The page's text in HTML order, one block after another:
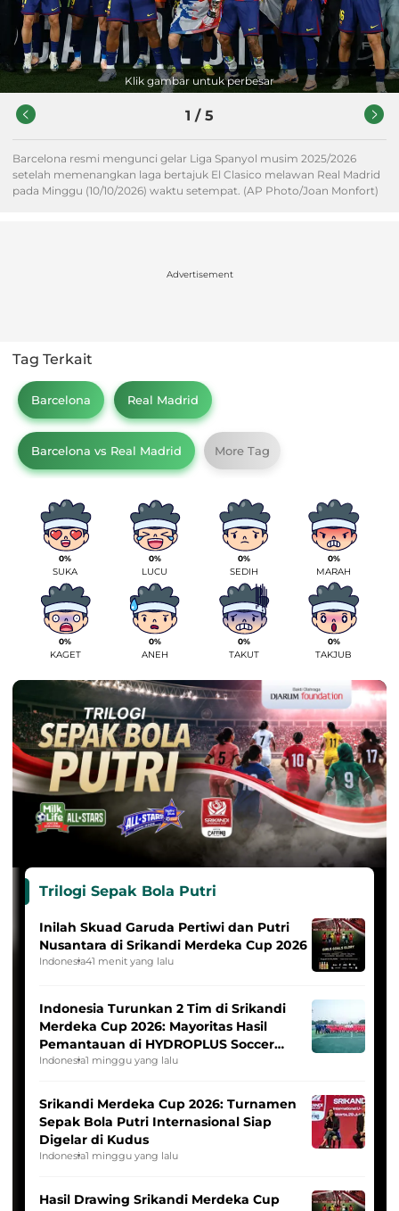
Klik gambar untuk perbesar
1 / 5
Barcelona resmi mengunci gelar Liga Spanyol musim 2025/2026
setelah memenangkan laga bertajuk El Clasico melawan Real Madrid
pada Minggu (10/10/2026) waktu setempat. (AP Photo/Joan Monfort)
Advertisement
Tag Terkait
Barcelona Real Madrid
Barcelona vs Real Madrid More Tag
0%
SUKA
0%
LUCU
0%
SEDIH
0%
MARAH
0%
KAGET
0%
ANEH
0%
TAKUT
0%
TAKJUB
Trilogi Sepak Bola Putri
Inilah Skuad Garuda Pertiwi dan Putri
Nusantara di Srikandi Merdeka Cup 2026
Indonesia41 menit yang lalu
Indonesia Turunkan 2 Tim di Srikandi
Merdeka Cup 2026: Mayoritas Hasil
Pemantauan di HYDROPLUS Soccer
League
Indonesia1 minggu yang lalu
Srikandi Merdeka Cup 2026: Turnamen
Sepak Bola Putri Internasional Siap
Digelar di Kudus
Indonesia1 minggu yang lalu
Hasil Drawing Srikandi Merdeka Cup